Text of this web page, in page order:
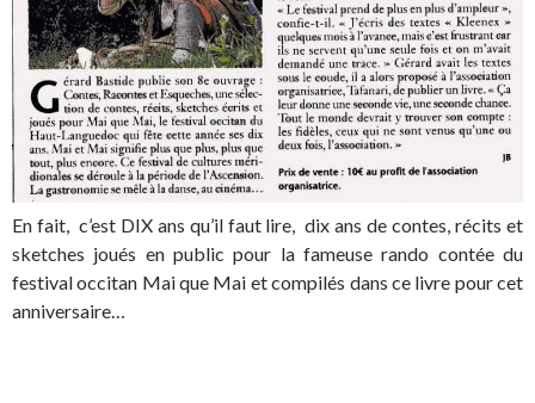
En fait, c’est DIX ans qu’il faut lire, dix ans de contes, récits et
sketches joués en public pour la fameuse rando contée du
festival occitan Mai que Mai et compilés dans ce livre pour cet
anniversaire…